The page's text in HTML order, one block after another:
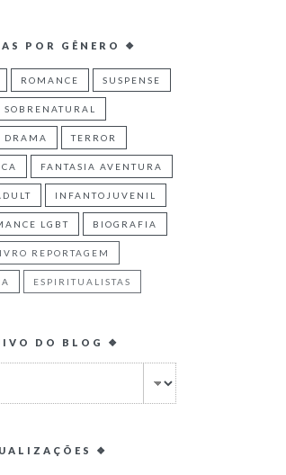
POR GÊNERO ❖
ROMANCE SUSPENSE
DRAMA TERROR
FANTASIA AVENTURA
INFANTOJUVENIL
LGBT BIOGRAFIA
REPORTAGEM
ESPIRITUALISTAS
DO BLOG ❖
❖